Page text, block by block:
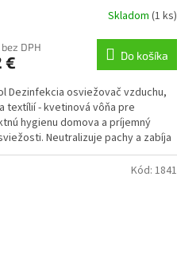
Skladom (1 ks)
DPH
€ Do košíka
Dezinfekcia osviežovač vzduchu,
textílií - kvetinová vôňa pre
hygienu domova a príjemný
Neutralizuje pachy a zabíja
Kód: 1841